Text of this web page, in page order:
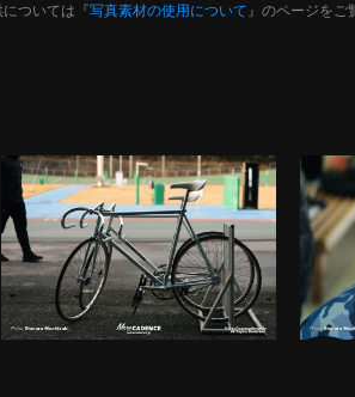
ついては『写真素材の使用について 』のページをご